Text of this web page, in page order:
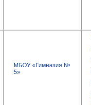
МБОУ «Гимназия №
5»